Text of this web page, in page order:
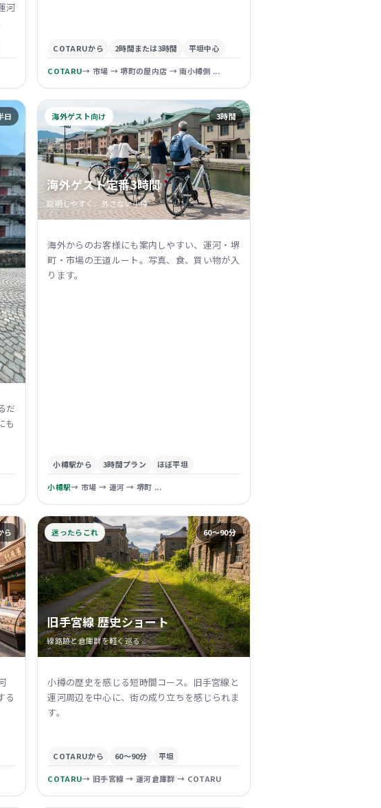
河
COTARUから 2時間または3時間 平坦中心
COTARU→ 市場 → 堺町の屋内店 → 南小樽側 ...
日
だ
も
海外ゲスト向け 3時間
海外ゲスト定番3時間
説明しやすく、外さない小樽
海外からのお客様にも案内しやすい、運河・堺
町・市場の王道ルート。写真、食、買い物が入
ります。
小樽駅から 3時間プラン ほぼ平坦
小樽駅→ 市場 → 運河 → 堺町 ...
ら
る
迷ったらこれ 60〜90分
旧手宮線 歴史ショート
線路跡と倉庫群を軽く巡る
小樽の歴史を感じる短時間コース。旧手宮線と
運河周辺を中心に、街の成り立ちを感じられま
す。
COTARUから 60〜90分 平坦
COTARU→ 旧手宮線 → 運河倉庫群 → COTARU